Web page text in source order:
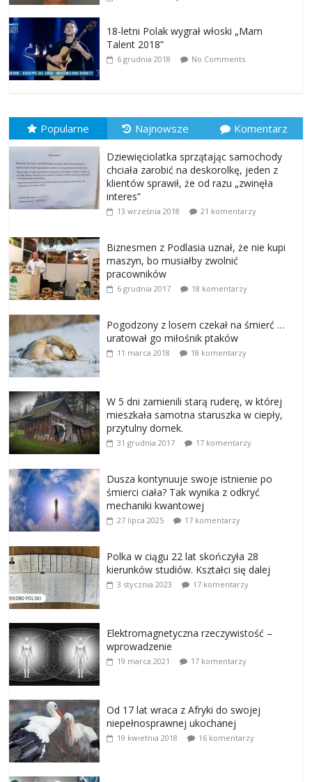
18-letni Polak wygrał włoski „Mam
Talent 2018”
6 grudnia 2018 No Comments
Popularne Najnowsze Komentarz
Dziewięciolatka sprzątając samochody
chciała zarobić na deskorolkę, jeden z
klientów sprawił, że od razu „zwinęła
interes”
13 września 2018 21 komentarzy
Biznesmen z Podlasia uznał, że nie kupi
maszyn, bo musiałby zwolnić
pracowników
6 grudnia 2017 18 komentarzy
Pogodzony z losem czekał na śmierć …
uratował go miłośnik ptaków
11 marca 2018 18 komentarzy
W 5 dni zamienili starą ruderę, w której
mieszkała samotna staruszka w ciepły,
przytulny domek.
31 grudnia 2017 17 komentarzy
Dusza kontynuuje swoje istnienie po
śmierci ciała? Tak wynika z odkryć
mechaniki kwantowej
27 lipca 2025 17 komentarzy
Polka w ciągu 22 lat skończyła 28
kierunków studiów. Kształci się dalej
3 stycznia 2023 17 komentarzy
Elektromagnetyczna rzeczywistość –
wprowadzenie
19 marca 2021 17 komentarzy
Od 17 lat wraca z Afryki do swojej
niepełnosprawnej ukochanej
19 kwietnia 2018 16 komentarzy